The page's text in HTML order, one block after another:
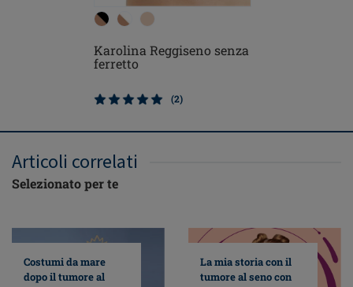
Karolina Reggiseno senza
ferretto
(2)
Articoli correlati
Selezionato per te
Costumi da mare
dopo il tumore al
La mia storia con il
tumore al seno con